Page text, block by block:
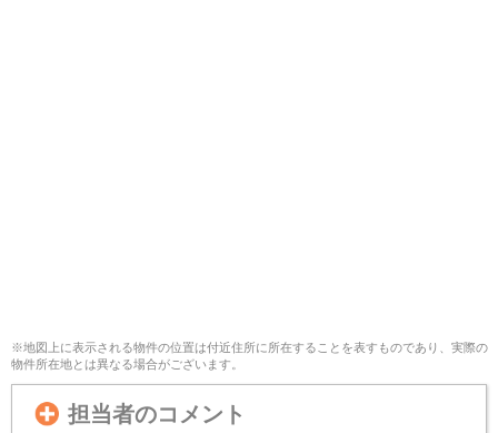
※地図上に表示される物件の位置は付近住所に所在することを表すものであり、実際の
物件所在地とは異なる場合がございます。
担当者のコメント